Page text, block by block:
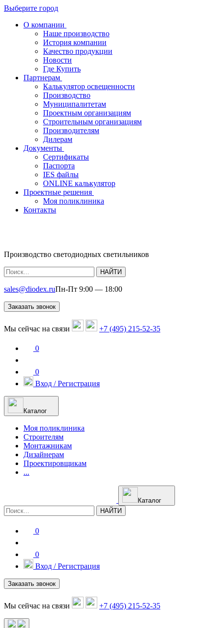
Выберите город
О компании
Наше производство
История компании
Качество продукции
Новости
Где Купить
Партнерам
Калькулятор освещенности
Производство
Муниципалитетам
Проектным организациям
Строительным организациям
Производителям
Дилерам
Документы
Сертификаты
Паспорта
IES файлы
ONLINE калькулятор
Проектные решения
Моя поликлиника
Контакты
Производство светодиодных светильников
НАЙТИ
sales@diodex.ruПн-Пт 9:00 — 18:00
Заказать звонок
Мы сейчас на связи +7 (495) 215-52-35
0
0
Вход / Регистрация
Каталог
Моя поликлиника
Строителям
Монтажникам
Дизайнерам
Проектировщикам
...
Каталог
НАЙТИ
0
0
Вход / Регистрация
Заказать звонок
Мы сейчас на связи +7 (495) 215-52-35